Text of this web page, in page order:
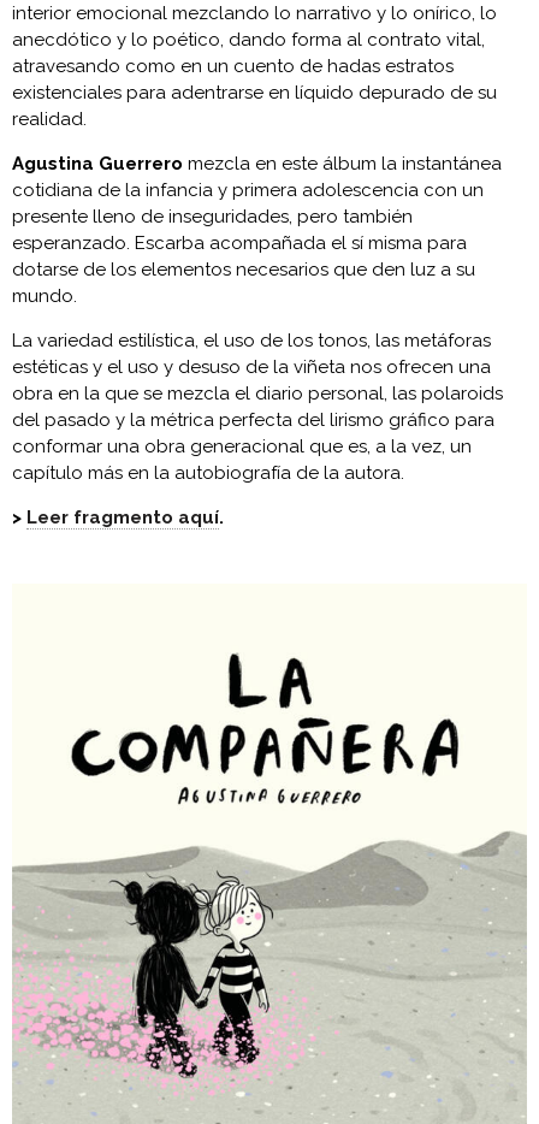
interior emocional mezclando lo narrativo y lo onírico, lo
anecdótico y lo poético, dando forma al contrato vital,
atravesando como en un cuento de hadas estratos
existenciales para adentrarse en líquido depurado de su
realidad.
Agustina Guerrero mezcla en este álbum la instantánea
cotidiana de la infancia y primera adolescencia con un
presente lleno de inseguridades, pero también
esperanzado. Escarba acompañada el sí misma para
dotarse de los elementos necesarios que den luz a su
mundo.
La variedad estilística, el uso de los tonos, las metáforas
estéticas y el uso y desuso de la viñeta nos ofrecen una
obra en la que se mezcla el diario personal, las polaroids
del pasado y la métrica perfecta del lirismo gráfico para
conformar una obra generacional que es, a la vez, un
capítulo más en la autobiografía de la autora.
> Leer fragmento aquí.